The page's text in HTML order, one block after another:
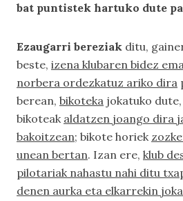
bat puntistek hartuko dute
Ezaugarri bereziak ditu,
beste, izena klubaren bidez
norbera ordezkatuz ariko dira
berean, bikoteka jokatuko
bikoteak aldatzen joango dira
bakoitzean; bikote horiek
unean bertan. Izan ere, klub
pilotariak nahastu nahi ditu
denen aurka eta elkarrekin